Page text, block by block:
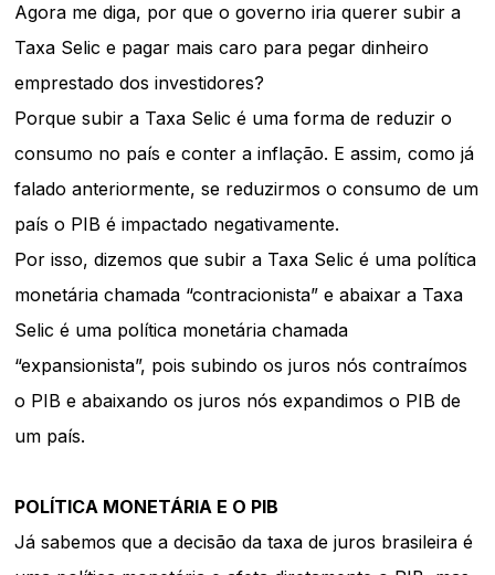
Agora me diga, por que o governo iria querer subir a
Taxa Selic e pagar mais caro para pegar dinheiro
emprestado dos investidores?
Porque subir a Taxa Selic é uma forma de reduzir o
consumo no país e conter a inflação. E assim, como já
falado anteriormente, se reduzirmos o consumo de um
país o PIB é impactado negativamente.
Por isso, dizemos que subir a Taxa Selic é uma política
monetária chamada “contracionista” e abaixar a Taxa
Selic é uma política monetária chamada
“expansionista”, pois subindo os juros nós contraímos
o PIB e abaixando os juros nós expandimos o PIB de
um país.
POLÍTICA MONETÁRIA E O PIB
Já sabemos que a decisão da taxa de juros brasileira é